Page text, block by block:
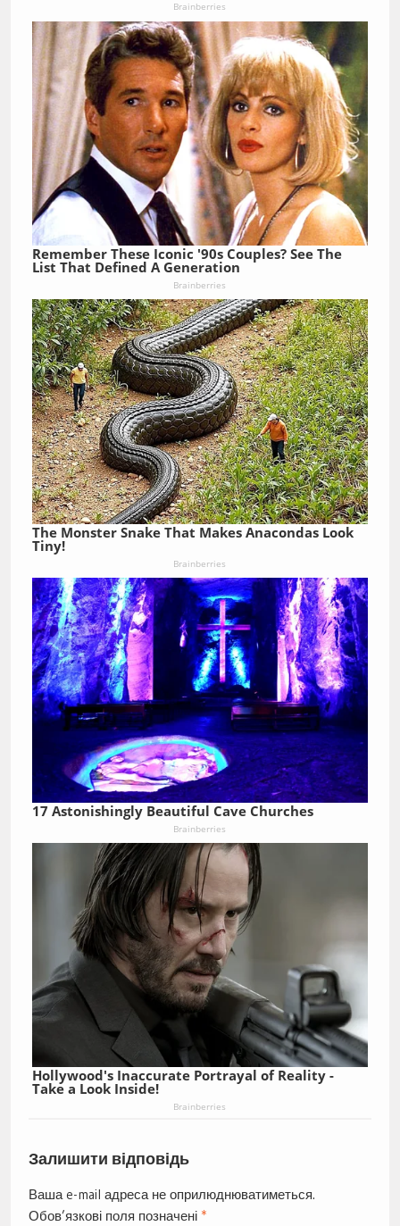
Brainberries
Remember These Iconic '90s Couples? See The
List That Defined A Generation
Brainberries
The Monster Snake That Makes Anacondas Look
Tiny!
Brainberries
17 Astonishingly Beautiful Cave Churches
Brainberries
Hollywood's Inaccurate Portrayal of Reality -
Take a Look Inside!
Brainberries
Залишити відповідь
Ваша e-mail адреса не оприлюднюватиметься.
Обов’язкові поля позначені *